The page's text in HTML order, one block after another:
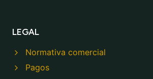
LEGAL
Normativa comercial
Pagos